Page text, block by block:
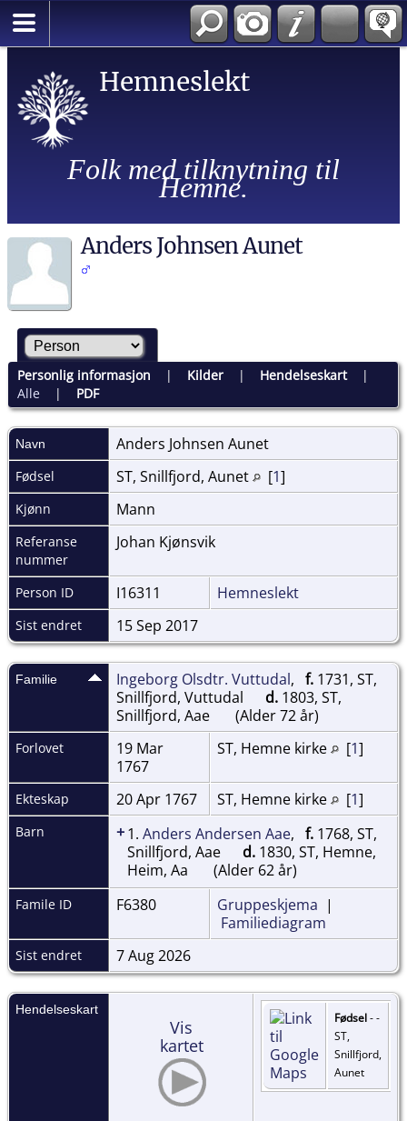
Hemneslekt
Folk med tilknytning til
Hemne.
Anders Johnsen Aunet
Personlig informasjon | Kilder| Hendelseskart|
Alle| PDF
Navn Anders Johnsen Aunet
Fødsel ST, Snillfjord, Aunet [1]
Kjønn Mann
Referanse
nummer
Johan Kjønsvik
Person ID I16311 Hemneslekt
Sist endret 15 Sep 2017
Familie Ingeborg Olsdtr. Vuttudal, f. 1731, ST,
Snillfjord, Vuttudal
d. 1803, ST,
Snillfjord, Aae
(Alder 72 år)
Forlovet
19 Mar
1767
ST, Hemne kirke [1]
Ekteskap 20 Apr 1767 ST, Hemne kirke [1]
Barn +1. Anders Andersen Aae, f. 1768, ST,
Snillfjord, Aae
d. 1830, ST, Hemne,
Heim, Aa
(Alder 62 år)
Famile ID F6380 Gruppeskjema |
Familiediagram
Sist endret 7 Aug 2026
Hendelseskart
Vis
kartet
Fødsel- -
ST,
Snillfjord,
Aunet